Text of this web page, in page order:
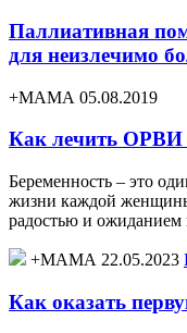
Паллиативная
для неизлечимо
+МАМА 05.08.2019
Как лечить ОРВИ
Беременность – это
жизни каждой
радостью и
+МАМА 22.05.2023
Как оказать